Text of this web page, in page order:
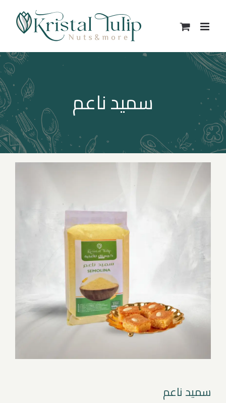
سميد ناعم
سميد ناعم